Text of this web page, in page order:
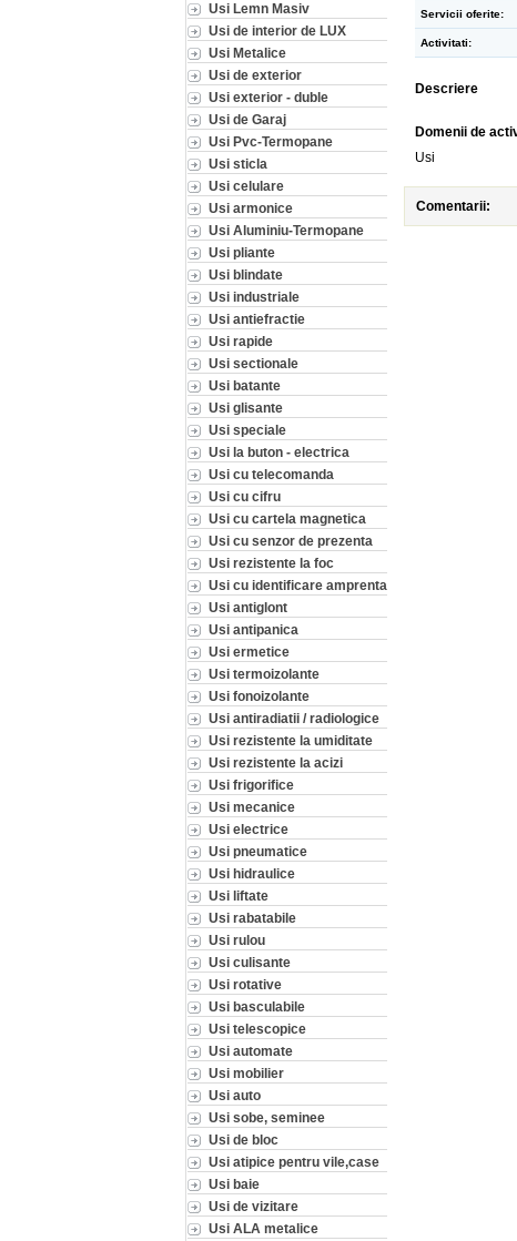
Usi Lemn Masiv
Usi de interior de LUX
Usi Metalice
Usi de exterior
Usi exterior - duble
Usi de Garaj
Usi Pvc-Termopane
Usi sticla
Usi celulare
Usi armonice
Usi Aluminiu-Termopane
Usi pliante
Usi blindate
Usi industriale
Usi antiefractie
Usi rapide
Usi sectionale
Usi batante
Usi glisante
Usi speciale
Usi la buton - electrica
Usi cu telecomanda
Usi cu cifru
Usi cu cartela magnetica
Usi cu senzor de prezenta
Usi rezistente la foc
Usi cu identificare amprenta
Usi antiglont
Usi antipanica
Usi ermetice
Usi termoizolante
Usi fonoizolante
Usi antiradiatii / radiologice
Usi rezistente la umiditate
Usi rezistente la acizi
Usi frigorifice
Usi mecanice
Usi electrice
Usi pneumatice
Usi hidraulice
Usi liftate
Usi rabatabile
Usi rulou
Usi culisante
Usi rotative
Usi basculabile
Usi telescopice
Usi automate
Usi mobilier
Usi auto
Usi sobe, seminee
Usi de bloc
Usi atipice pentru vile,case
Usi baie
Usi de vizitare
Usi ALA metalice
Servicii oferite:
Activitati:
Descriere
Domenii de
Usi
Comentarii: